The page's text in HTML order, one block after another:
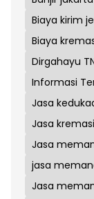
Biaya kirim
Biaya
Dirgahayu
Informasi
Jasa
Jasa
Jasa
jasa
Jasa